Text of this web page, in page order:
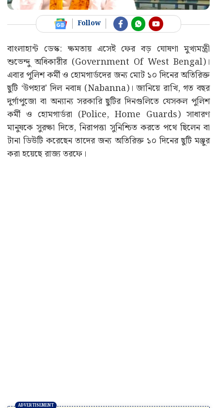
Follow
বাংলাহান্ট ডেস্ক: ক্ষমতায় এসেই ফের বড় ঘোষণা মুখ্যমন্ত্রী
শুভেন্দু অধিকারীর (Government Of West Bengal)।
এবার পুলিশ কর্মী ও হোমগার্ডদের জন্য মোট ১০ দিনের অতিরিক্ত
ছুটি ‘উপহার’ দিল নবান্ন (Nabanna)। জানিয়ে রাখি, গত বছর
দুর্গাপুজো বা অন্যান্য সরকারি ছুটির দিনগুলিতে যেসকল পুলিশ
কর্মী ও হোমগার্ডরা (Police, Home Guards) সাধারণ
মানুষকে সুরক্ষা দিতে, নিরাপত্তা সুনিশ্চিত করতে পথে ছিলেন বা
টানা ডিউটি করেছেন তাদের জন্য অতিরিক্ত ১০ দিনের ছুটি মঞ্জুর
করা হয়েছে রাজ্য তরফে।